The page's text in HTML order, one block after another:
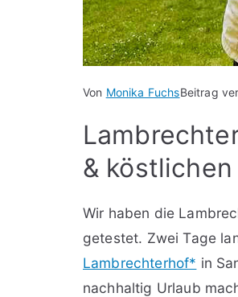
Von Monika FuchsBeitrag
&
Wir haben die
getestet. Zwei Tage
Lambrechterhof* in
nachhaltig Urlaub